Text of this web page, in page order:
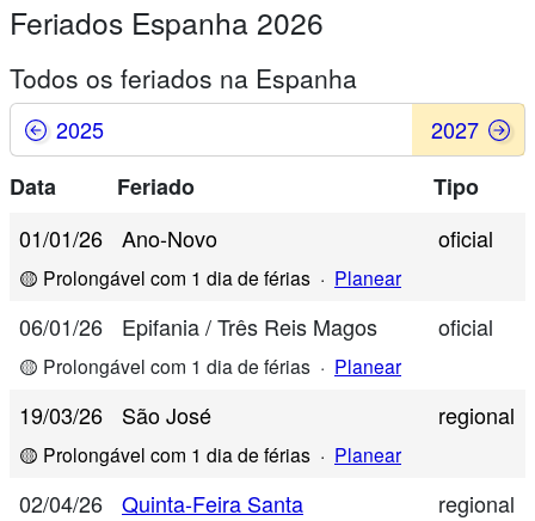
Feriados Espanha 2026
Todos os feriados na Espanha
2025
2027
Data
Feriado
Tipo
01/01/26
Ano-Novo oficial
🟡 Prolongável com 1 dia de férias · Planear
06/01/26 Epifania / Três Reis Magos oficial
🟡 Prolongável com 1 dia de férias · Planear
19/03/26 São José regional
🟡 Prolongável com 1 dia de férias · Planear
02/04/26 Quinta-Feira Santa regional